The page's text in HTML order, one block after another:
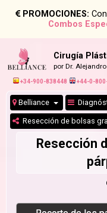
PROMOCIONES:
Combos
Cirugía
por Dr.
+34-900-838448 +44-0-
Belliance
Resección de bolsas
Resección